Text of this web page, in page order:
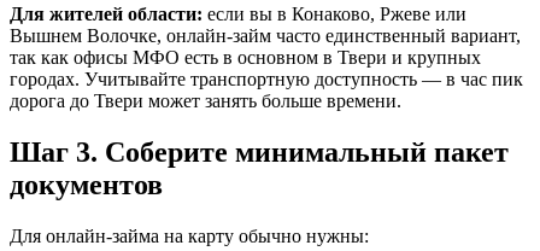
Для жителей области: если вы в Конаково, Ржеве или
Вышнем Волочке, онлайн-займ часто единственный вариант,
так как офисы МФО есть в основном в Твери и крупных
городах. Учитывайте транспортную доступность — в час пик
дорога до Твери может занять больше времени.
Шаг 3. Соберите минимальный пакет
документов
Для онлайн-займа на карту обычно нужны: